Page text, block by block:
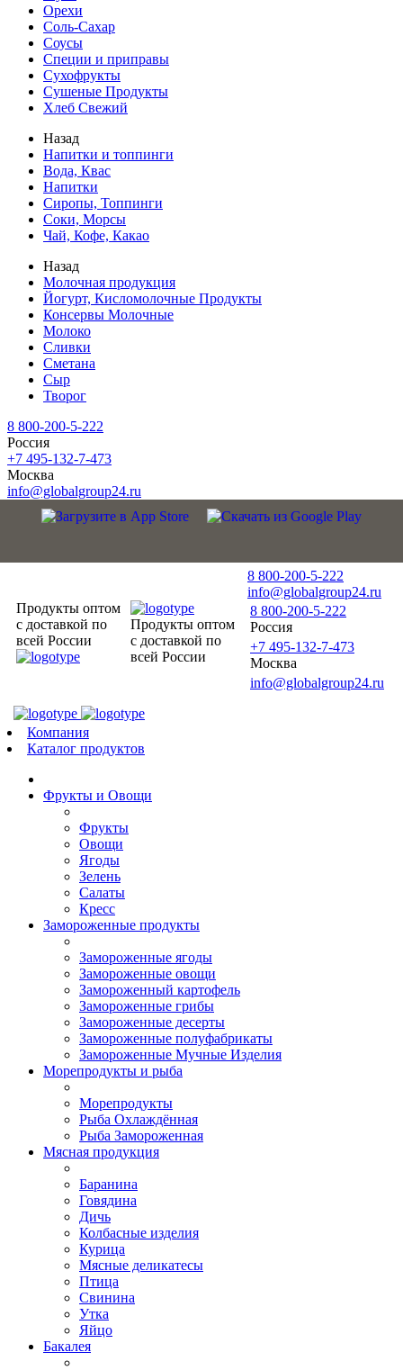
Орехи
Соль-Сахар
Соусы
Специи и приправы
Сухофрукты
Сушеные Продукты
Хлеб Свежий
Назад
Напитки и топпинги
Вода, Квас
Напитки
Сиропы, Топпинги
Соки, Морсы
Чай, Кофе, Какао
Назад
Молочная продукция
Йогурт, Кисломолочные Продукты
Консервы Молочные
Молоко
Сливки
Сметана
Сыр
Творог
8 800-200-5-222
Россия
+7 495-132-7-473
Москва
info@globalgroup24.ru
Продукты оптом
с доставкой по
всей России
Продукты оптом
с доставкой по
всей России
8 800-200-5-222
info@globalgroup24.ru
8 800-200-5-222
Россия
+7 495-132-7-473
Москва
info@globalgroup24.ru
Компания
Каталог продуктов
Фрукты и Овощи
Фрукты
Овощи
Ягоды
Зелень
Салаты
Кресс
Замороженные продукты
Замороженные ягоды
Замороженные овощи
Замороженный картофель
Замороженные грибы
Замороженные десерты
Замороженные полуфабрикаты
Замороженные Мучные Изделия
Морепродукты и рыба
Морепродукты
Рыба Охлаждённая
Рыба Замороженная
Мясная продукция
Баранина
Говядина
Дичь
Колбасные изделия
Курица
Мясные деликатесы
Птица
Свинина
Утка
Яйцо
Бакалея